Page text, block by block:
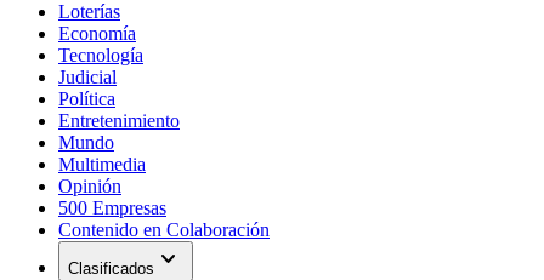
Loterías
Economía
Tecnología
Judicial
Política
Entretenimiento
Mundo
Multimedia
Opinión
500 Empresas
Contenido en Colaboración
Clasificados expand_more